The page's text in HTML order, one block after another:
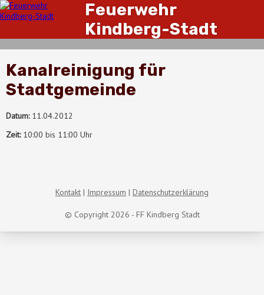
Feuerwehr
Kindberg-Stadt
Kanalreinigung für
Stadtgemeinde
Datum:11.04.2012
Zeit:10:00 bis 11:00 Uhr
© Copyright 2026 - FF Kindberg Stadt
Kontakt Impressum Datenschutzerklärung